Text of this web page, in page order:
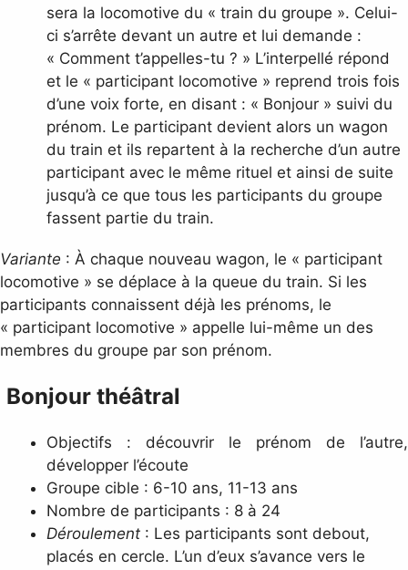
sera la locomotive du « train du groupe ». Celui-
ci s’arrête devant un autre et lui demande :
« Comment t’appelles-tu ? » L’interpellé répond
et le « participant locomotive » reprend trois fois
d’une voix forte, en disant : « Bonjour » suivi du
prénom. Le participant devient alors un wagon
du train et ils repartent à la recherche d’un autre
participant avec le même rituel et ainsi de suite
jusqu’à ce que tous les participants du groupe
fassent partie du train.
Variante : À chaque nouveau wagon, le « participant
locomotive » se déplace à la queue du train. Si les
participants connaissent déjà les prénoms, le
« participant locomotive » appelle lui-même un des
membres du groupe par son prénom.
Bonjour théâtral
Objectifs : découvrir le prénom de l’autre,
développer l’écoute
Groupe cible : 6-10 ans, 11-13 ans
Nombre de participants : 8 à 24
Déroulement : Les participants sont debout,
placés en cercle. L’un d’eux s’avance vers le